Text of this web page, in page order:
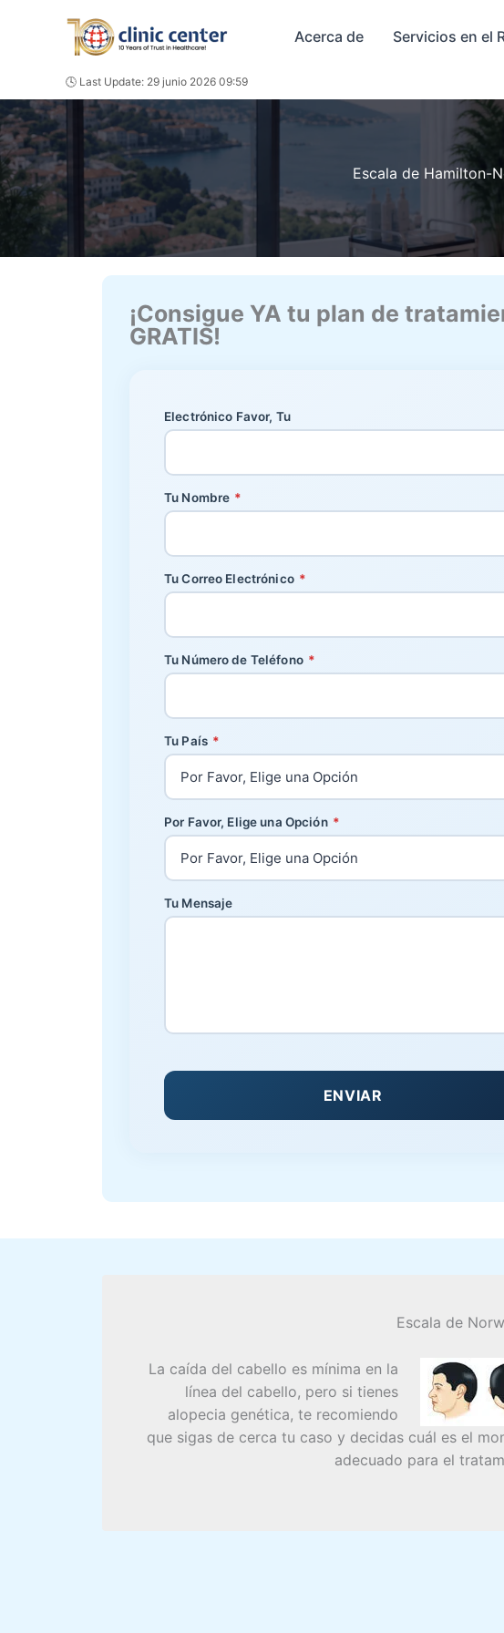
Acerca de Servicios en el
🕓 Last Update: 29 junio 2026 09:59
Escala de Hamilton-
¡Consigue YA tu plan de
GRATIS!
Electrónico Favor, Tu
Tu Nombre *
Tu Correo Electrónico *
Tu Número de Teléfono *
Tu País *
Por Favor, Elige una Opción *
Tu Mensaje
ENVIAR
Escala de
La caída del cabello es mínima en la
línea del cabello, pero si tienes
alopecia genética, te recomiendo
que sigas de cerca tu caso y decidas cuál es el
adecuado para el